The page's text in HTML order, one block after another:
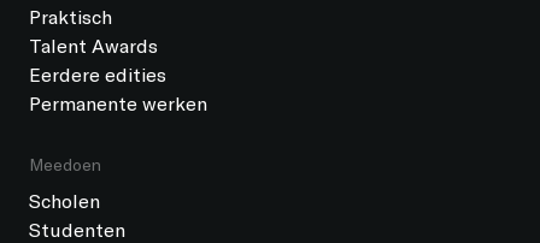
Praktisch
Talent Awards
Eerdere edities
Permanente werken
Meedoen
Scholen
Studenten